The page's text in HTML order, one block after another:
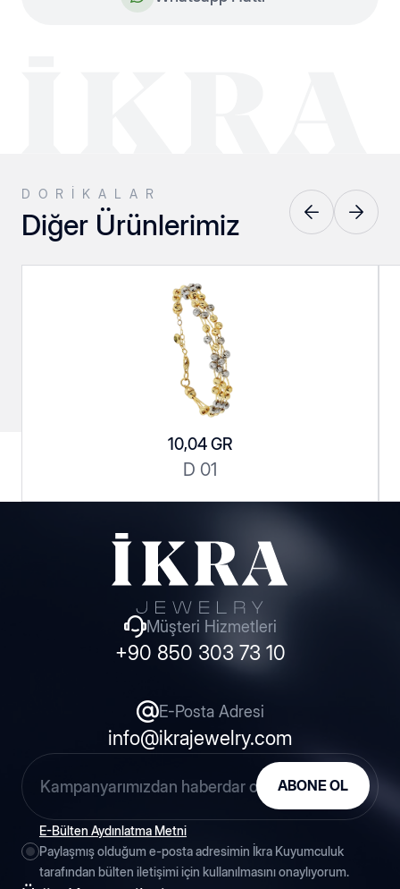
Hakkımızda
İnsan Kaynakları
Fuarlar
Etkinlikler
DORIKALAR
Diğer Ürünlerimiz
10,04 GR
D 01
Müşteri Hizmetleri
+90 850 303 73 10
E-Posta Adresi
info@ikrajewelry.com
ABONE OL
E-Bülten Aydınlatma Metni
Paylaşmış olduğum e-posta adresimin İkra Kuyumculuk
tarafından bülten iletişimi için kullanılmasını onaylıyorum.